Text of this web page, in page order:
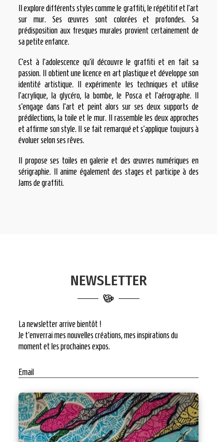
Il explore différents styles comme le graffiti, le répétitif et l’art
sur mur. Ses œuvres sont colorées et profondes. Sa
prédisposition aux fresques murales provient certainement de
sa petite enfance.
C’est à l’adolescence qu’il découvre le graffiti et en fait sa
passion. Il obtient une licence en art plastique et développe son
identité artistique. Il expérimente les techniques et utilise
l’acrylique, la glycéro, la bombe, le Posca et l’aérographe. Il
s’engage dans l’art et peint alors sur ses deux supports de
prédilections, la toile et le mur. Il rassemble les deux approches
et affirme son style. Il se fait remarqué et s’applique toujours à
évoluer selon ses rêves.
Il propose ses toiles en galerie et des œuvres numériques en
sérigraphie. Il anime également des stages et participe à des
Jams de graffiti.
NEWSLETTER
La newsletter arrive bientôt !
Je t’enverrai mes nouvelles créations, mes inspirations du
moment et les prochaines expos.
Email